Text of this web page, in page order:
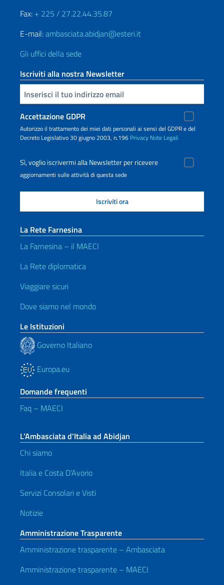
Fax: + 225 / 27.22.44.35.87
E-mail:ambasciata.abidjan@esteri.it
Gli uffici della sede
Iscriviti alla nostra Newsletter
Inserisci la tua email
Accettazione GDPR
Autorizzo il trattamento dei miei dati personali ai sensi del GDPR e del
Decreto Legislativo 30 giugno 2003, n.196 Privacy Note Legali
Sì, voglio iscrivermi alla Newsletter per ricevere
aggiornamenti sulle attività di questa sede
La Rete Farnesina
La Farnesina – il MAECI
La Rete diplomatica
Viaggiare sicuri
Dove siamo nel mondo
Le Istituzioni
Governo Italiano
Europa.eu
Domande frequenti
Faq – MAECI
L’Ambasciata d’Italia ad Abidjan
Chi siamo
Italia e Costa D’Avorio
Servizi Consolari e Visti
Notizie
Amministrazione Trasparente
Amministrazione trasparente – Ambasciata
Amministrazione trasparente – MAECI